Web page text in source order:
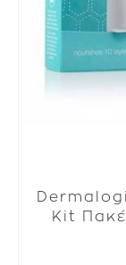
Kit